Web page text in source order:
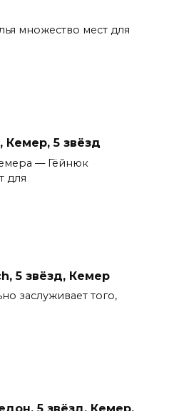
множество мест для
Кемер, 5 звёзд
— Гёйнюк
для
5 звёзд, Кемер
заслуживает того,